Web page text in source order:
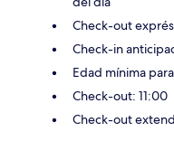
Check-out exprés
Check-in
Edad mínima
Check-out: 11:00
Check-out